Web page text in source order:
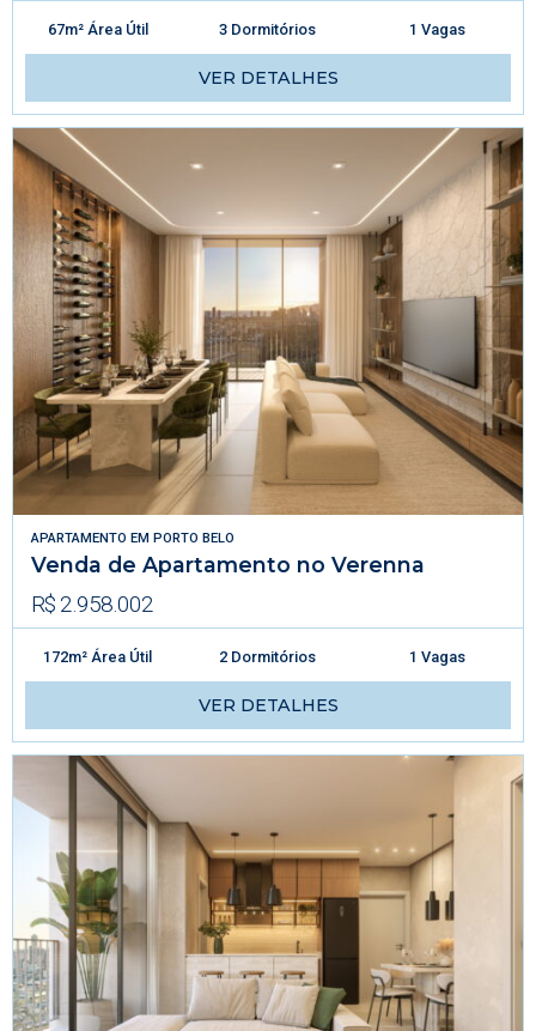
67m² Área Útil 3 Dormitórios 1 Vagas
VER DETALHES
APARTAMENTO EM PORTO BELO
Venda de Apartamento no Verenna
R$ 2.958.002
172m² Área Útil 2 Dormitórios 1 Vagas
VER DETALHES